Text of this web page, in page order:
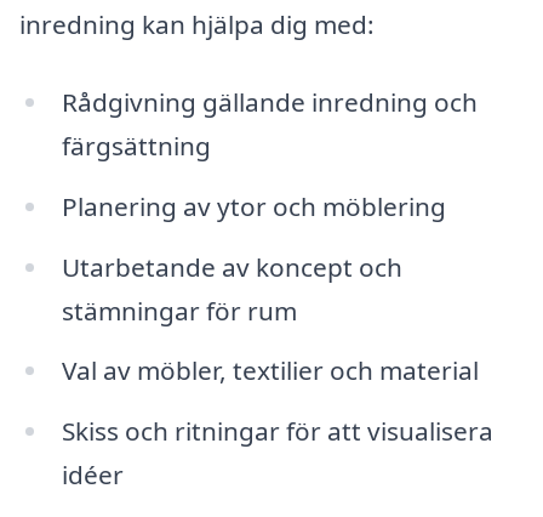
inredning kan hjälpa dig med:
Rådgivning gällande inredning och
färgsättning
Planering av ytor och möblering
Utarbetande av koncept och
stämningar för rum
Val av möbler, textilier och material
Skiss och ritningar för att visualisera
idéer